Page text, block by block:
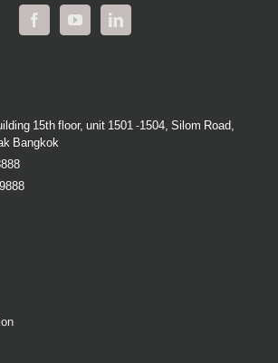
15th floor, unit 1501 -1504, Silom Road,
Bangkok